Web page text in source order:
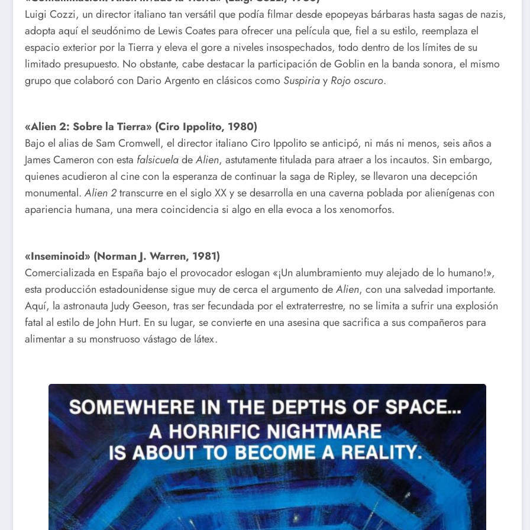
Luigi Cozzi, un director italiano tan versátil que podía filmar desde epopeyas bárbaras hasta sagas de nazis,
adopta aquí el seudónimo de Lewis Coates para ofrecer una película que, fiel a su estilo, reemplaza el
espacio exterior por la Tierra y eleva el gore a niveles insospechados, todo dentro de los límites de su
limitado presupuesto. No obstante, cabe destacar la participación de Goblin en la banda sonora, el mismo
grupo que colaboró con Dario Argento en clásicos como Suspiriay Rojo oscuro.
«Alien 2: Sobre la Tierra» (Ciro Ippolito, 1980)
Bajo el alias de Sam Cromwell, el director italiano Ciro Ippolito se anticipó, ni más ni menos, seis años a
James Cameron con esta falsicueladeAlien, astutamente titulada para atraer a los incautos. Sin embargo,
quienes acudieron al cine con la esperanza de continuar la saga de Ripley, se llevaron una decepción
monumental.Alien 2transcurre en el siglo XX y se desarrolla en una caverna poblada por alienígenas con
apariencia humana, una mera coincidencia si algo en ella evoca a los xenomorfos.
«Inseminoid» (Norman J. Warren, 1981)
Comercializada en España bajo el provocador eslogan «¡Un alumbramiento muy alejado de lo humano!»,
esta producción estadounidense sigue muy de cerca el argumento deAlien, con una salvedad importante.
Aquí, la astronauta Judy Geeson, tras ser fecundada por el extraterrestre, no se limita a sufrir una explosión
fatal al estilo de John Hurt. En su lugar, se convierte en una asesina que sacrifica a sus compañeros para
alimentar a su monstruoso vástago de látex.